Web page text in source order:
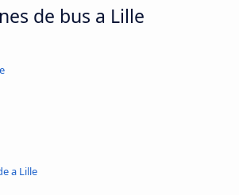
de bus a Lille
a Lille